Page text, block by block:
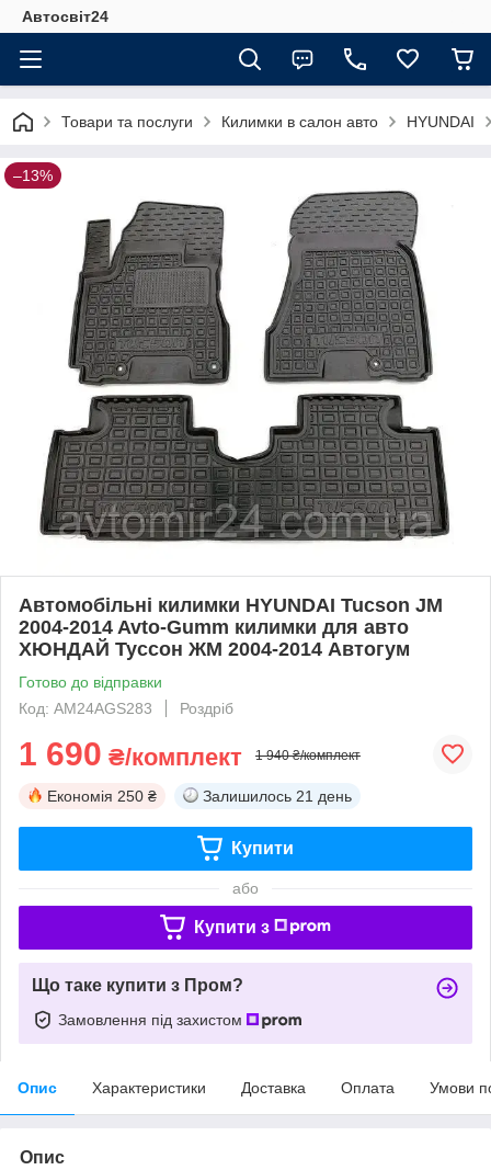
Автосвіт24
Товари та послуги Килимки в салон авто HYUNDAI
–13%
Автомобільні килимки HYUNDAI Tucson JM
2004-2014 Avto-Gumm килимки для авто
ХЮНДАЙ Туссон ЖМ 2004-2014 Автогум
Готово до відправки
Код: AM24AGS283
Роздріб
1 690 ₴/комплект 1 940 ₴/комплект
Економія 250 ₴ Залишилось 21 день
Купити
або
Купити з
Що таке купити з Пром?
Замовлення під захистом
Опис Характеристики Доставка Оплата Умови
Опис